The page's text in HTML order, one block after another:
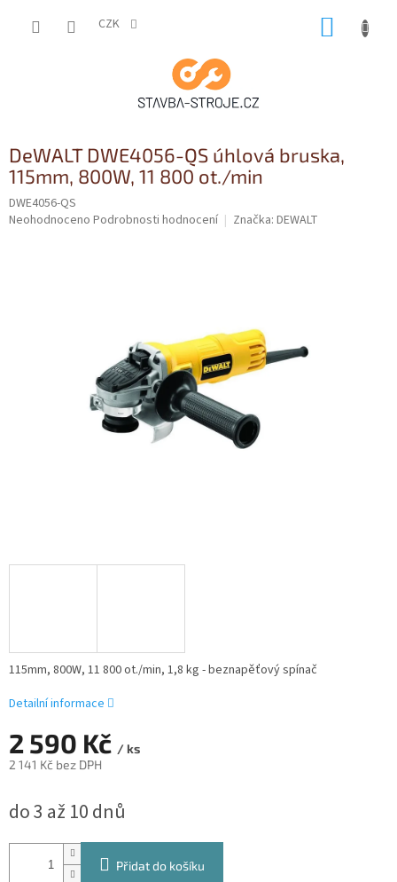
CZK
DeWALT DWE4056-QS úhlová bruska,
115mm, 800W, 11 800 ot./min
DWE4056-QS
Průměrné
Neohodnoceno Podrobnosti hodnocení Značka: DEWALT
2 590 Kč / ks
2 141 Kč bez DPH
cena:
do 3 až 10 dnů
Přidat do košíku
115mm, 800W, 11 800 ot./min, 1,8 kg - beznapěťový spínač
Detailní informace